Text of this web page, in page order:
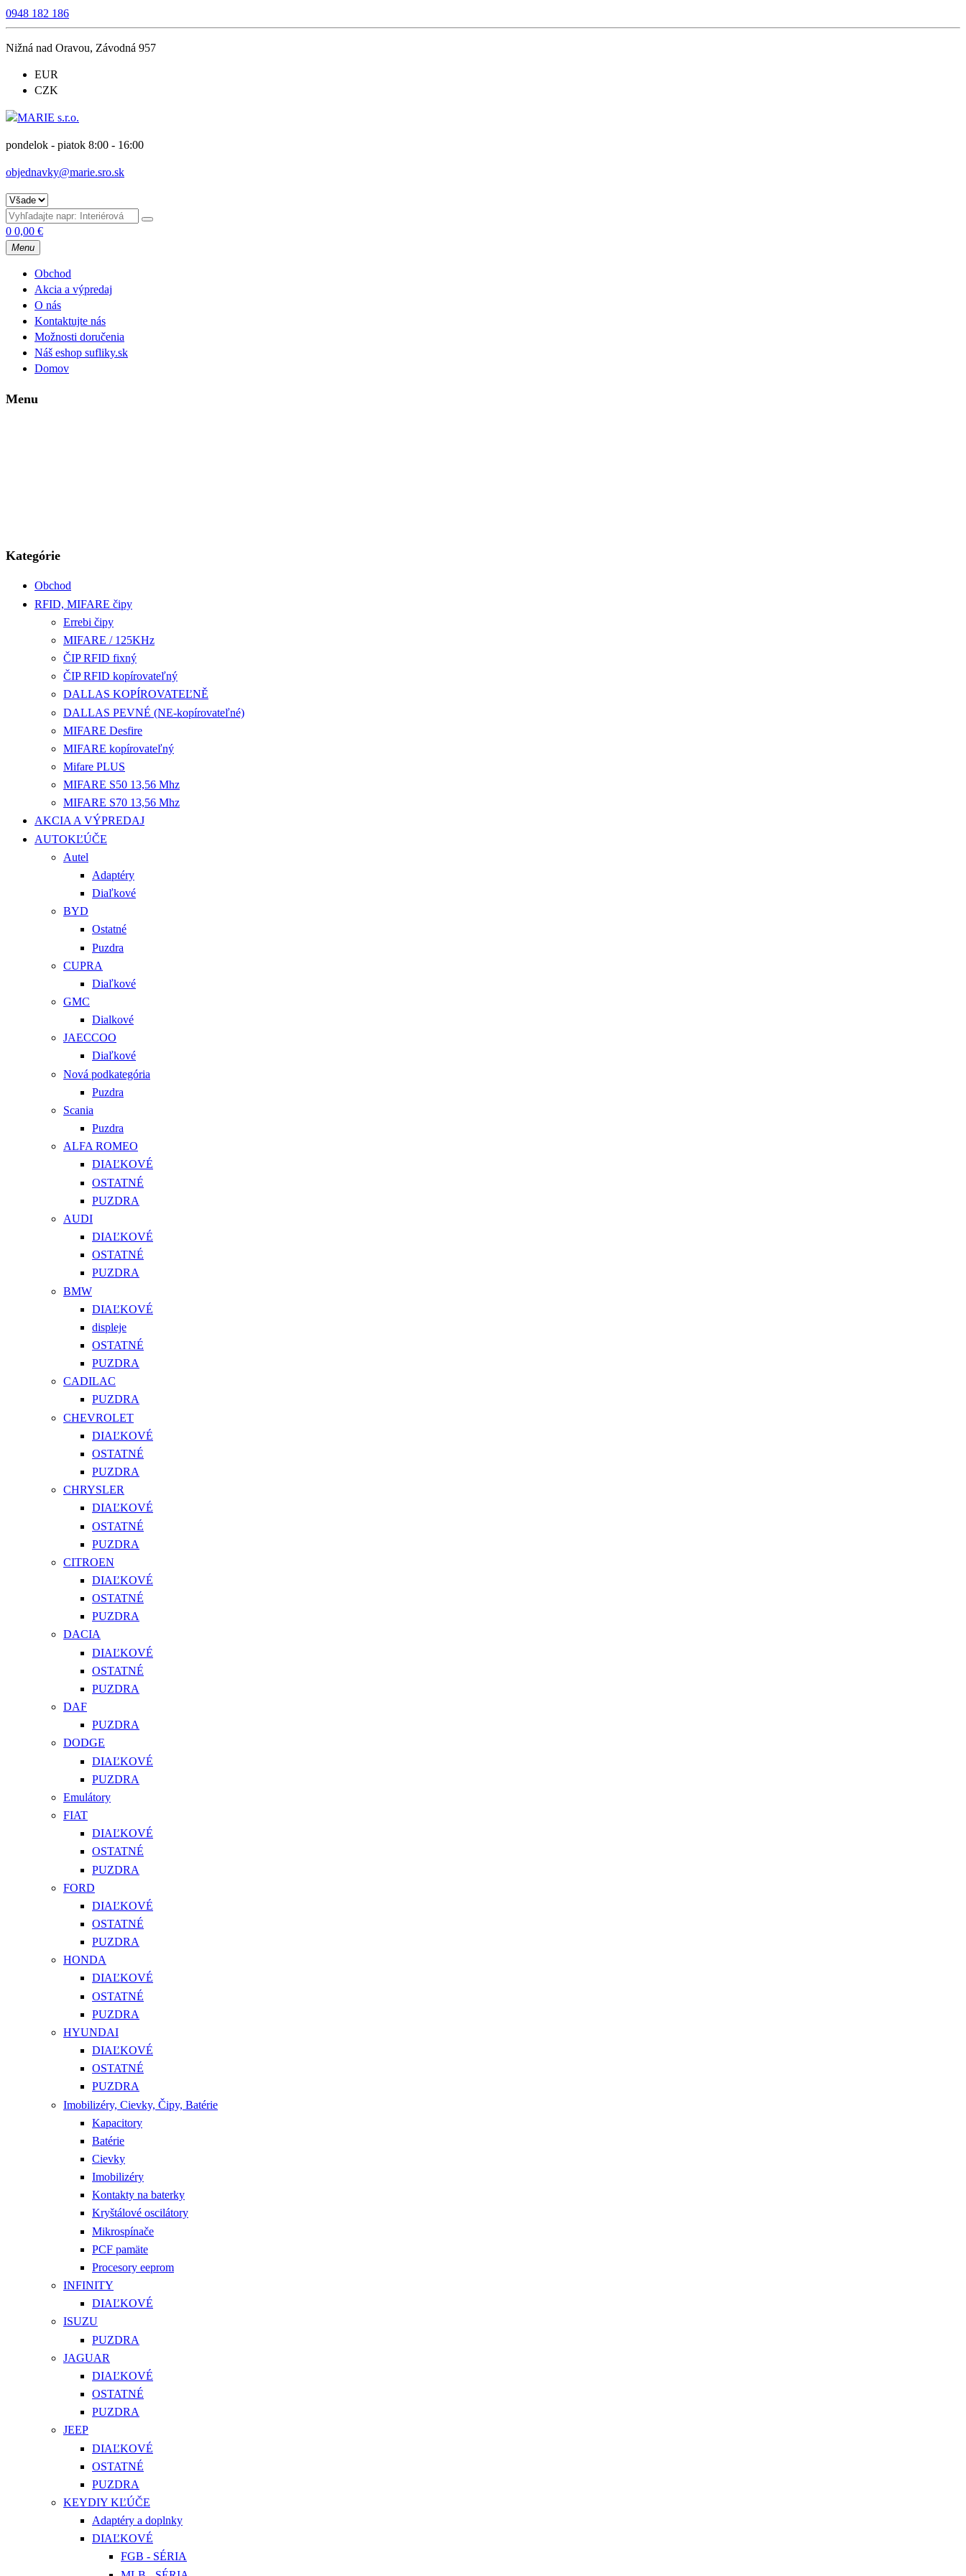
0948 182 186
Nižná nad Oravou, Závodná 957
EUR
CZK
pondelok - piatok 8:00 - 16:00
objednavky@marie.sro.sk
0 0,00 €
Menu
Obchod
Akcia a výpredaj
O nás
Kontaktujte nás
Možnosti doručenia
Náš eshop sufliky.sk
Domov
Menu
Kategórie
Obchod
RFID, MIFARE čipy
Errebi čipy
MIFARE / 125KHz
ČIP RFID fixný
ČIP RFID kopírovateľný
DALLAS KOPÍROVATEĽNĚ
DALLAS PEVNÉ (NE-kopírovateľné)
MIFARE Desfire
MIFARE kopírovateľný
Mifare PLUS
MIFARE S50 13,56 Mhz
MIFARE S70 13,56 Mhz
AKCIA A VÝPREDAJ
AUTOKĽÚČE
Autel
Adaptéry
Diaľkové
BYD
Ostatné
Puzdra
CUPRA
Diaľkové
GMC
Dialkové
JAECCOO
Diaľkové
Nová podkategória
Puzdra
Scania
Puzdra
ALFA ROMEO
DIAĽKOVÉ
OSTATNÉ
PUZDRA
AUDI
DIAĽKOVÉ
OSTATNÉ
PUZDRA
BMW
DIAĽKOVÉ
displeje
OSTATNÉ
PUZDRA
CADILAC
PUZDRA
CHEVROLET
DIAĽKOVÉ
OSTATNÉ
PUZDRA
CHRYSLER
DIAĽKOVÉ
OSTATNÉ
PUZDRA
CITROEN
DIAĽKOVÉ
OSTATNÉ
PUZDRA
DACIA
DIAĽKOVÉ
OSTATNÉ
PUZDRA
DAF
PUZDRA
DODGE
DIAĽKOVÉ
PUZDRA
Emulátory
FIAT
DIAĽKOVÉ
OSTATNÉ
PUZDRA
FORD
DIAĽKOVÉ
OSTATNÉ
PUZDRA
HONDA
DIAĽKOVÉ
OSTATNÉ
PUZDRA
HYUNDAI
DIAĽKOVÉ
OSTATNÉ
PUZDRA
Imobilizéry, Cievky, Čipy, Batérie
Kapacitory
Batérie
Cievky
Imobilizéry
Kontakty na baterky
Kryštálové oscilátory
Mikrospínače
PCF pamäte
Procesory eeprom
INFINITY
DIAĽKOVÉ
ISUZU
PUZDRA
JAGUAR
DIAĽKOVÉ
OSTATNÉ
PUZDRA
JEEP
DIAĽKOVÉ
OSTATNÉ
PUZDRA
KEYDIY KĽÚČE
Adaptéry a doplnky
DIAĽKOVÉ
FGB - SÉRIA